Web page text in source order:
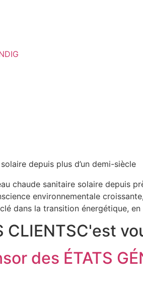
depuis plus d’un demi-siècle
chaude sanitaire solaire depuis
environnementale
dans la transition énergétique,
CLIENTSC'est
des ÉTATS